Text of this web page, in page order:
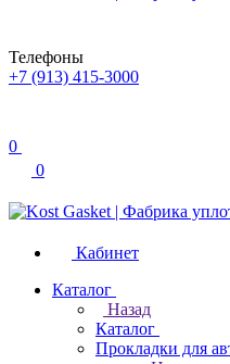
Телефоны
+7 (913) 415-3000
0
0
Кабинет
Каталог
Назад
Каталог
Прокладки для